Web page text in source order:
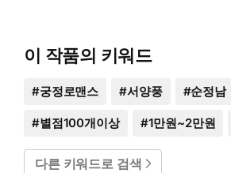
이 작품의 키워드
#궁정로맨스 #서양풍 #순정남
#별점100개이상 #1만원~2만원
다른 키워드로 검색